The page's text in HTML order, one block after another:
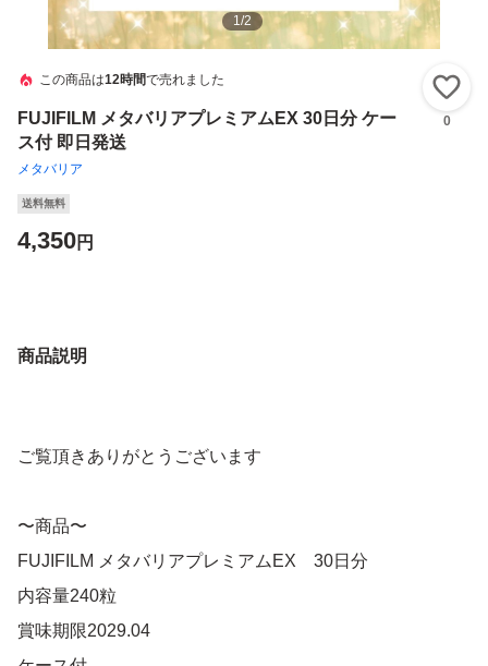
1/2
この商品は12時間で売れました
FUJIFILM メタバリアプレミアムEX 30日分 ケー
ス付 即日発送
メタバリア
0
送料無料
4,350円
商品説明
ご覧頂きありがとうございます
〜商品〜
FUJIFILM メタバリアプレミアムEX 30日分
内容量240粒
賞味期限2029.04